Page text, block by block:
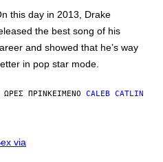
this day in 2013, Drake
the best song of his
and showed that he’s way
in pop star mode.
ΏΡΕΣ ΠΡΙΝΚΕΊΜΕΝΟ CALEB CATLIN
via